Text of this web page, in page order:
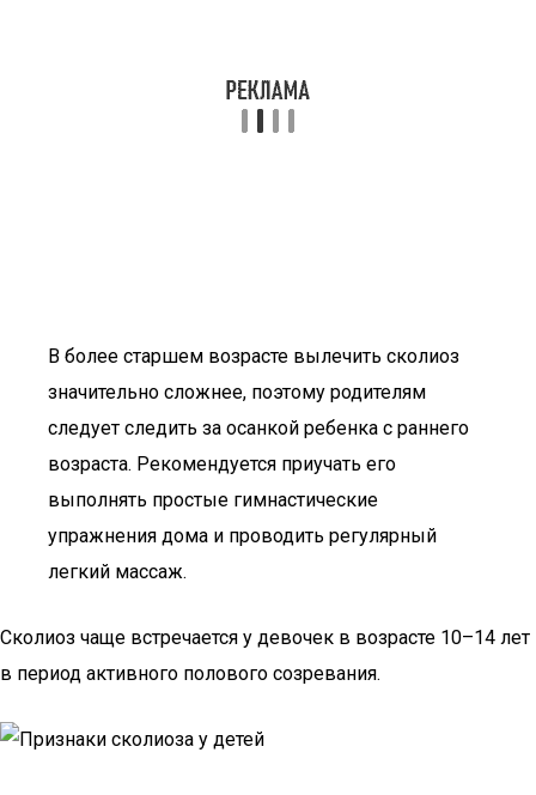
В более старшем возрасте вылечить сколиоз
значительно сложнее, поэтому родителям
следует следить за осанкой ребенка с раннего
возраста. Рекомендуется приучать его
выполнять простые гимнастические
упражнения дома и проводить регулярный
легкий массаж.
Сколиоз чаще встречается у девочек в возрасте 10–14 лет
в период активного полового созревания.